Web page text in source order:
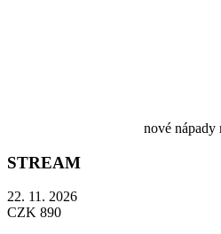
nové nápady
STREAM
22. 11. 2026
CZK 890